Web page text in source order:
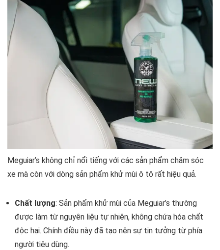
Meguiar’s không chỉ nổi tiếng với các sản phẩm chăm sóc
xe mà còn với dòng sản phẩm khử mùi ô tô rất hiệu quả.
Chất lượng: Sản phẩm khử mùi của Meguiar’s thường
được làm từ nguyên liệu tự nhiên, không chứa hóa chất
độc hại. Chính điều này đã tạo nên sự tin tưởng từ phía
người tiêu dùng.